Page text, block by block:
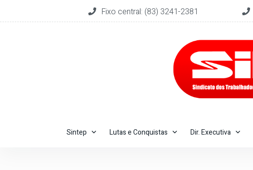
Fixo central: (83) 3241-2381
Sintep Lutas e Conquistas Dir. Executiva